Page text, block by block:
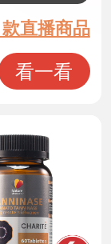
直播商品
看一看